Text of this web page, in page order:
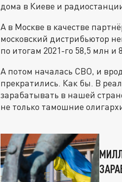
дома в Киеве и
А в Москве в качестве
московский дистрибьютор
по итогам 2021-го 58,5 млн и
А потом началась СВО, и
прекратились. Как бы. В
зарабатывать в нашей
не только тамошние